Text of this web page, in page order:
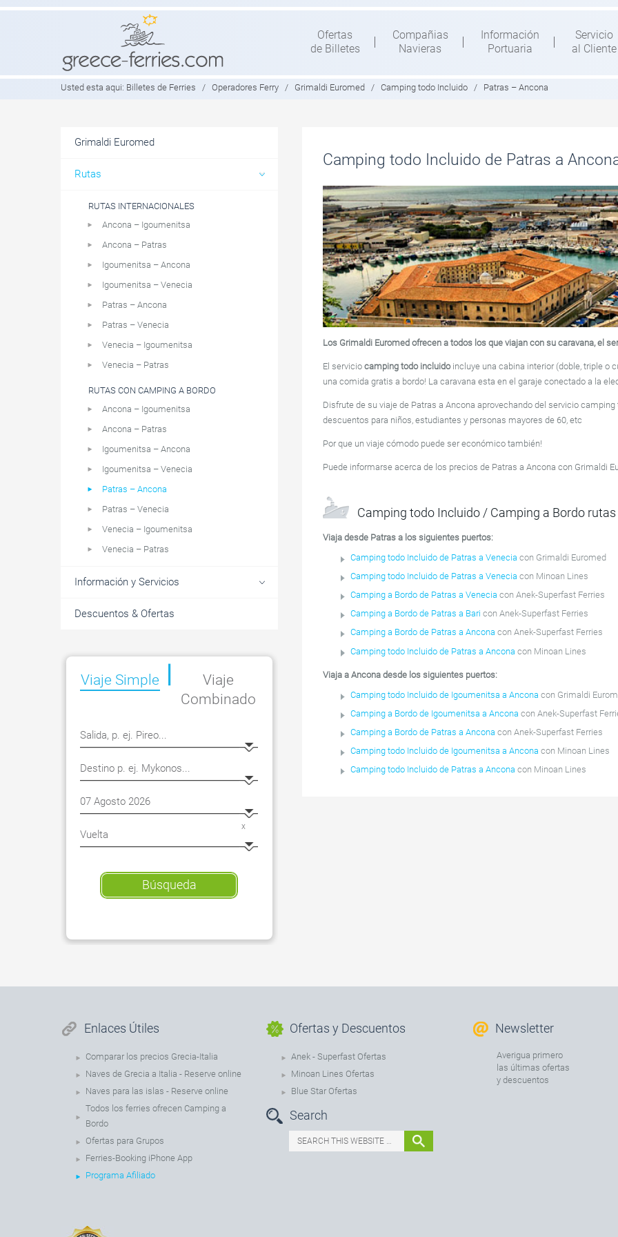
Ofertas
de Billetes
Compañias
Navieras
Información
Portuaria
Servicio
al Cliente
Usted esta aqui: Billetes de Ferries / Operadores Ferry / Grimaldi Euromed / Camping todo Incluido / Patras – Ancona
Camping todo Incluido de Patras a
Los Grimaldi Euromed ofrecen a todos los que viajan con su caravana, el
El serviciocamping todo incluidoincluye una cabina interior (doble, triple o
una comida gratis a bordo! La caravana esta en el garaje conectado a la
Disfrute de su viaje de Patras a Ancona aprovechando del servicio
descuentos para niños, estudiantes y personas mayores de 60, etc
Por que un viaje cómodo puede ser económico también!
Puede informarse acerca de los precios de Patras a Ancona con Grimaldi
Camping todo Incluido / Camping a Bordo
Viaja desde Patras a los siguientes puertos:
Camping todo Incluido de Patras a Venecia con Grimaldi Euromed
Camping todo Incluido de Patras a Venecia con Minoan Lines
Camping a Bordo de Patras a Venecia con Anek-Superfast Ferries
Camping a Bordo de Patras a Bari con Anek-Superfast Ferries
Camping a Bordo de Patras a Ancona con Anek-Superfast Ferries
Camping todo Incluido de Patras a Ancona con Minoan Lines
Viaja a Ancona desde los siguientes puertos:
Camping todo Incluido de Igoumenitsa a Ancona con Grimaldi
Camping a Bordo de Igoumenitsa a Ancona con Anek-Superfast
Camping a Bordo de Patras a Ancona con Anek-Superfast Ferries
Camping todo Incluido de Igoumenitsa a Ancona con Minoan Lines
Camping todo Incluido de Patras a Ancona con Minoan Lines
Grimaldi Euromed
Rutas
RUTAS INTERNACIONALES
Ancona – Igoumenitsa
Ancona – Patras
Igoumenitsa – Ancona
Igoumenitsa – Venecia
Patras – Ancona
Patras – Venecia
Venecia – Igoumenitsa
Venecia – Patras
RUTAS CON CAMPING A BORDO
Ancona – Igoumenitsa
Ancona – Patras
Igoumenitsa – Ancona
Igoumenitsa – Venecia
Patras – Ancona
Patras – Venecia
Venecia – Igoumenitsa
Venecia – Patras
Información y Servicios
Descuentos & Ofertas
Viaje Simple
x
Búsqueda
Viaje
Combinado
Enlaces Útiles
Comparar los precios Grecia-Italia
Naves de Grecia a Italia - Reserve online
Naves para las islas - Reserve online
Todos los ferries ofrecen Camping a
Bordo
Ofertas para Grupos
Ferries-Booking iPhone App
Programa Afiliado
Ofertas y Descuentos
Anek - Superfast Ofertas
Minoan Lines Ofertas
Blue Star Ofertas
Search
Newsletter
Averigua primero
las últimas ofertas
y descuentos